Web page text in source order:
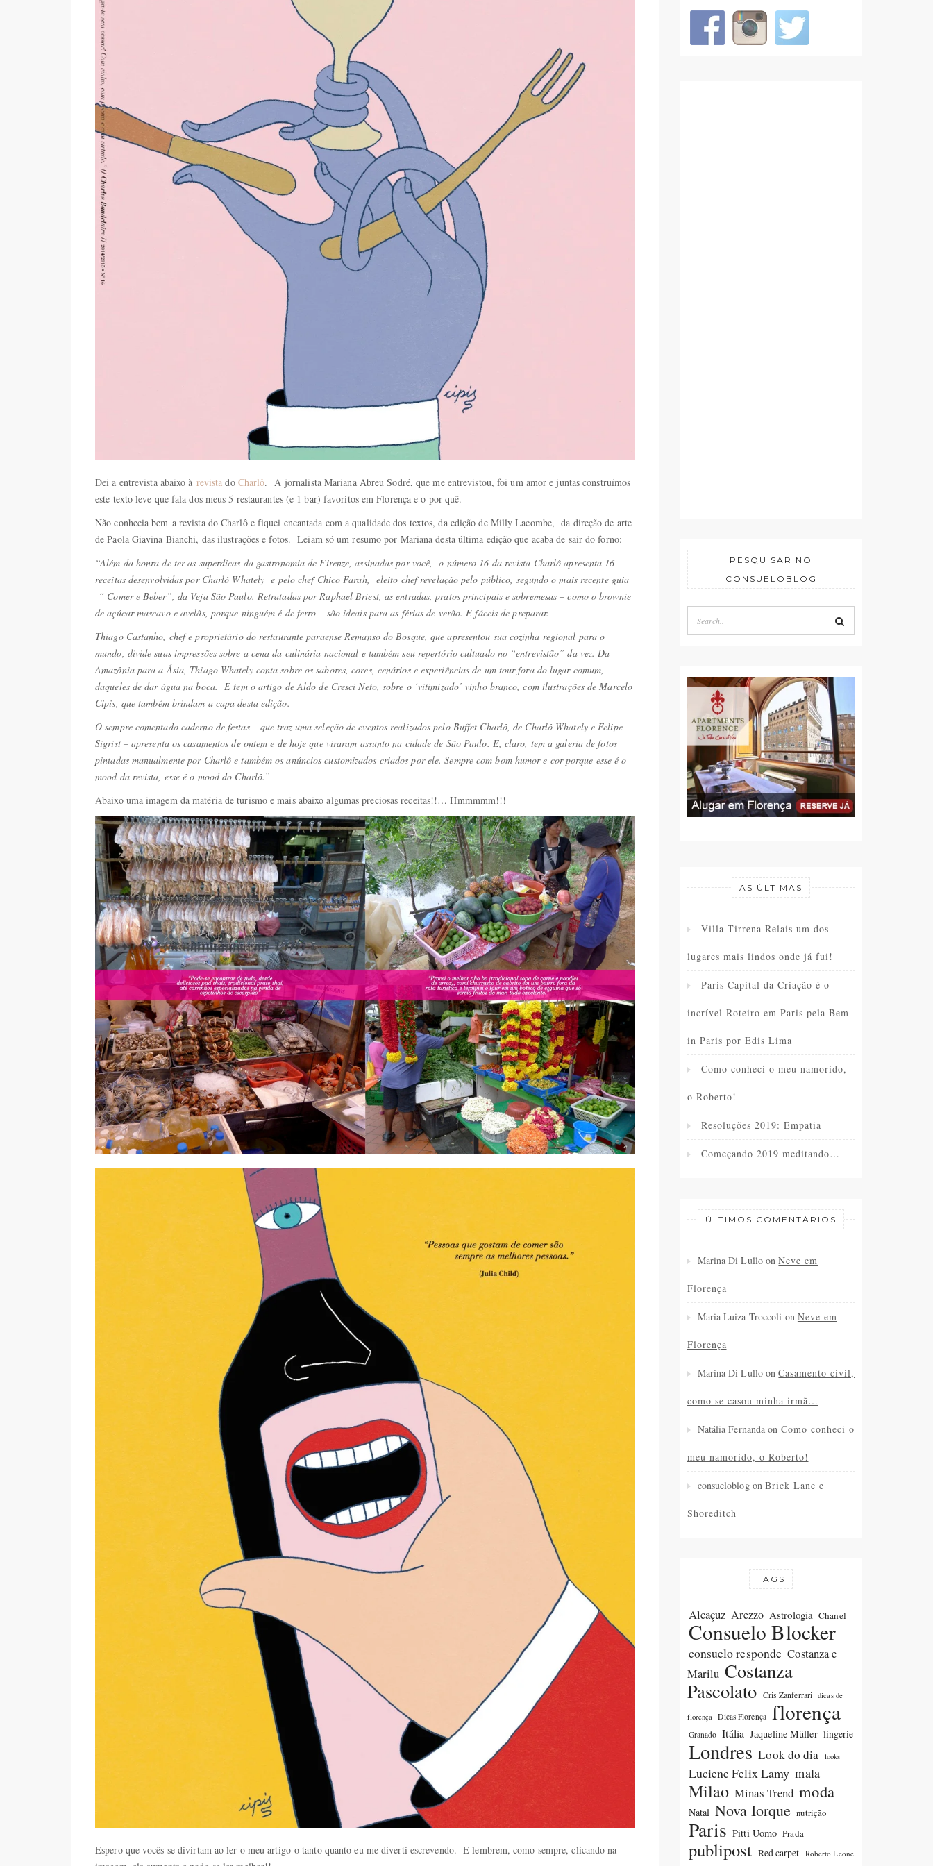
Dei a entrevista abaixo à revista do Charlô. A jornalista Mariana Abreu Sodré, que me entrevistou, foi um amor e juntas construímos
este texto leve que fala dos meus 5 restaurantes (e 1 bar) favoritos em Florença e o por quê.
Não conhecia bem a revista do Charlô e fiquei encantada com a qualidade dos textos, da edição de Milly Lacombe, da direção de arte
de Paola Giavina Bianchi, das ilustrações e fotos. Leiam só um resumo por Mariana desta última edição que acaba de sair do forno:
“Além da honra de ter as superdicas da gastronomia de Firenze, assinadas por você, o número 16 da revista Charlô apresenta 16
receitas desenvolvidas por Charlô Whately e pelo chef Chico Farah, eleito chef revelação pelo público, segundo o mais recente guia
“ Comer e Beber”, da Veja São Paulo. Retratadas por Raphael Briest, as entradas, pratos principais e sobremesas – como o brownie
de açúcar mascavo e avelãs, porque ninguém é de ferro – são ideais para as férias de verão. E fáceis de preparar.
Thiago Castanho, chef e proprietário do restaurante paraense Remanso do Bosque, que apresentou sua cozinha regional para o
mundo, divide suas impressões sobre a cena da culinária nacional e também seu repertório cultuado no “entrevistão” da vez. Da
Amazônia para a Ásia, Thiago Whately conta sobre os sabores, cores, cenários e experiências de um tour fora do lugar comum,
daqueles de dar água na boca. E tem o artigo de Aldo de Cresci Neto, sobre o ‘vitimizado’ vinho branco, com ilustrações de Marcelo
Cipis, que também brindam a capa desta edição.
O sempre comentado caderno de festas – que traz uma seleção de eventos realizados pelo Buffet Charlô, de Charlô Whately e Felipe
Sigrist – apresenta os casamentos de ontem e de hoje que viraram assunto na cidade de São Paulo. E, claro, tem a galeria de fotos
pintadas manualmente por Charlô e também os anúncios customizados criados por ele. Sempre com bom humor e cor porque esse é o
mood da revista, esse é o mood do Charlô.”
Abaixo uma imagem da matéria de turismo e mais abaixo algumas preciosas receitas!!… Hmmmmm!!!
Espero que vocês se divirtam ao ler o meu artigo o tanto quanto eu me diverti escrevendo. E lembrem, como sempre, clicando na
PESQUISAR NO
CONSUELOBLOG
AS ÚLTIMAS
Villa Tirrena Relais um dos
lugares mais lindos onde já fui!
Paris Capital da Criação é o
incrível Roteiro em Paris pela Bem
in Paris por Edis Lima
Como conheci o meu namorido,
o Roberto!
Resoluções 2019: Empatia
Começando 2019 meditando…
ÚLTIMOS COMENTÁRIOS
Marina Di Lullo onNeve em
Florença
Maria Luiza Troccoli on Neve em
Florença
Marina Di Lullo onCasamento civil,
como se casou minha irmã…
Natália Fernanda on Como conheci o
meu namorido, o Roberto!
consueloblogonBrick Lane e
Shoreditch
TAGS
Alcaçuz Arezzo Astrologia Chanel
Consuelo Blocker
consuelo responde Costanza e
Marilu Costanza
Pascolato Cris Zanferrari dicas de
florença Dicas Florença florença
Granado Itália Jaqueline Müller lingerie
Londres Look do dia looks
Luciene Felix Lamy mala
Milao Minas Trend moda
Natal Nova Iorque nutrição
Paris Pitti Uomo Prada
publipost Red carpet Roberto Leone